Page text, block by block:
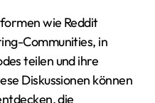
wie Reddit
Communities, in
teilen und ihre
Diskussionen können
die